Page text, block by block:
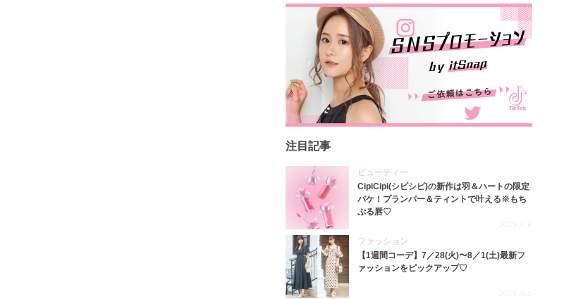
注目記事
ビューティー
CipiCipi(シピシピ)の新作は羽＆ハートの限定
パケ！プランパー＆ティントで叶える※もち
ぷる唇♡
2026.8.6
ファッション
【1週間コーデ】7／28(火)〜8／1(土)最新フ
ァッションをピックアップ♡
2026.8.5